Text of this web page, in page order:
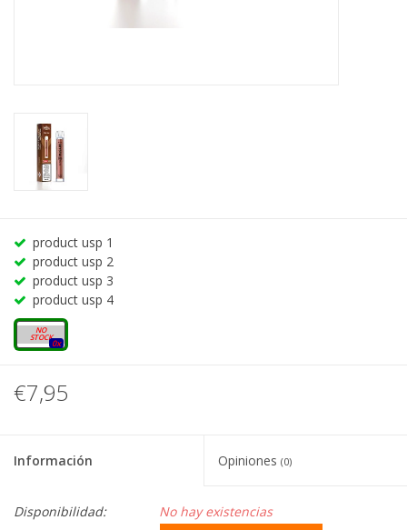
product usp 1
product usp 2
product usp 3
product usp 4
20 mg
0x
€7,95
Información Opiniones (0)
Disponibilidad:
No hay existencias